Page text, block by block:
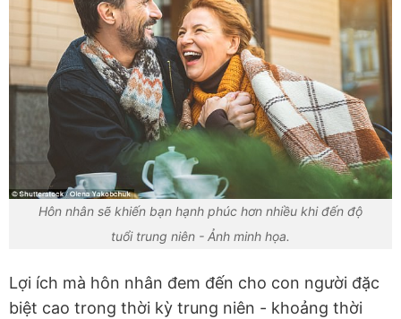
Hôn nhân sẽ khiến bạn hạnh phúc hơn nhiều khi đến độ
tuổi trung niên - Ảnh minh họa.
Lợi ích mà hôn nhân đem đến cho con người đặc
biệt cao trong thời kỳ trung niên - khoảng thời